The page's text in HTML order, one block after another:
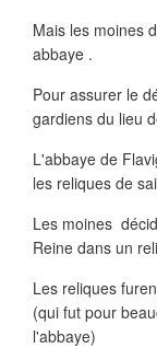
Mais les moines
abbaye .
Pour assurer le
gardiens du lieu
L'abbaye de
les reliques de
Les moines
Reine dans un
Les reliques
(qui fut pour
l'abbaye)